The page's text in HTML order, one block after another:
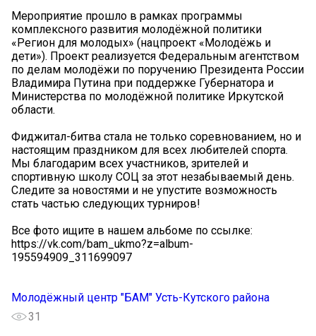
Мероприятие прошло в рамках программы
комплексного развития молодёжной политики
«Регион для молодых» (нацпроект «Молодёжь и
дети»). Проект реализуется Федеральным агентством
по делам молодёжи по поручению Президента России
Владимира Путина при поддержке Губернатора и
Министерства по молодёжной политике Иркутской
области.
Фиджитал-битва стала не только соревнованием, но и
настоящим праздником для всех любителей спорта.
Мы благодарим всех участников, зрителей и
спортивную школу СОЦ за этот незабываемый день.
Следите за новостями и не упустите возможность
стать частью следующих турниров!
Все фото ищите в нашем альбоме по ссылке:
https://vk.com/bam_ukmo?z=album-
195594909_311699097
Молодёжный центр "БАМ" Усть-Кутского района
31